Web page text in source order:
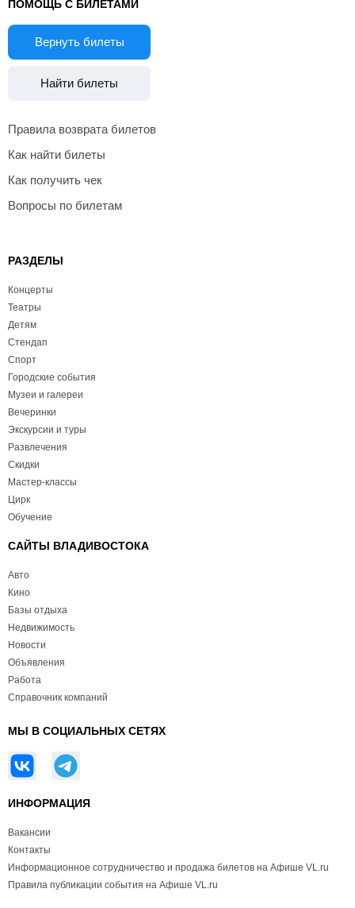
ПОМОЩЬ С БИЛЕТАМИ
Вернуть билеты
Найти билеты
Правила возврата билетов
Как найти билеты
Как получить чек
Вопросы по билетам
РАЗДЕЛЫ
Концерты
Театры
Детям
Стендап
Спорт
Городские события
Музеи и галереи
Вечеринки
Экскурсии и туры
Развлечения
Скидки
Мастер-классы
Цирк
Обучение
САЙТЫ ВЛАДИВОСТОКА
Авто
Кино
Базы отдыха
Недвижимость
Новости
Объявления
Работа
Справочник компаний
МЫ В СОЦИАЛЬНЫХ СЕТЯХ
ИНФОРМАЦИЯ
Вакансии
Контакты
Информационное сотрудничество и продажа билетов на Афише VL.ru
Правила публикации события на Афише VL.ru